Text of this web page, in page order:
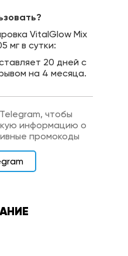
VitalGlow Mix
мг в сутки:
20 дней с
на 4 месяца.
чтобы
информацию о
промокоды